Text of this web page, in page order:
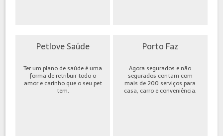
Petlove Saúde
Ter um plano de saúde é uma
forma de retribuir todo o
amor e carinho que o seu pet
tem.
Porto Faz
Agora segurados e não
segurados contam com
mais de 200 serviços para
casa, carro e conveniência.